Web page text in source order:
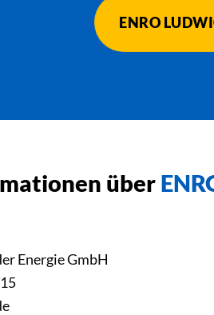
ENRO
über
Energie GmbH